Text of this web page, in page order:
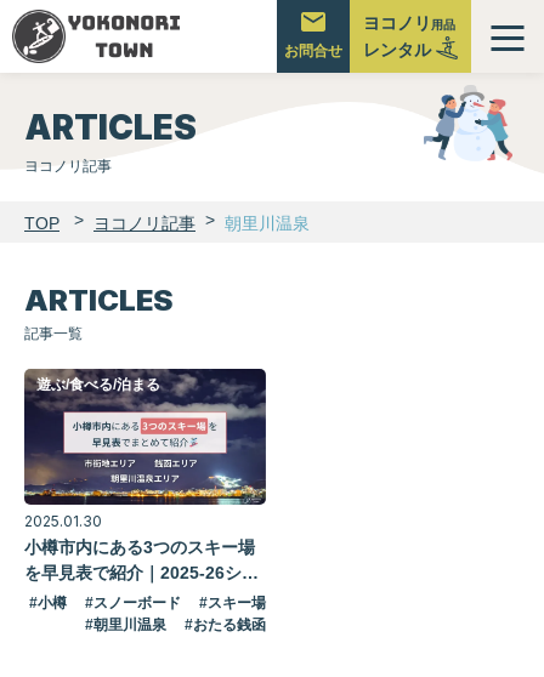
ヨコノリ 用品
レンタル
お問合せ
メ
ー
ARTICLES
ヨコノリ記事
TOP ヨコノリ記事 朝里川温泉
ARTICLES
記事一覧
遊ぶ/食べる/泊まる
2025.01.30
小樽市内にある3つのスキー場
を早見表で紹介｜2025-26シー
ズン
小樽 スノーボード
スキー場
朝里川温泉
おたる銭函